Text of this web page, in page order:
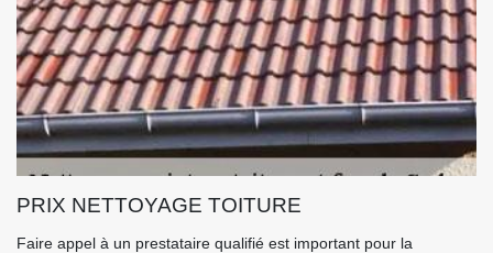
PRIX NETTOYAGE TOITURE
Faire appel à un prestataire qualifié est important pour la